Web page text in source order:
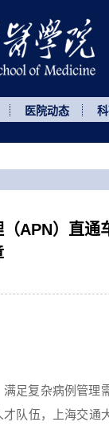
医院动态
APN）直通
足复杂病例管理
队伍，上海交通